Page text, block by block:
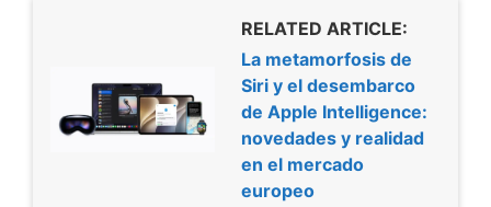
RELATED ARTICLE:
La metamorfosis de
Siri y el desembarco
de Apple Intelligence:
novedades y realidad
en el mercado
europeo